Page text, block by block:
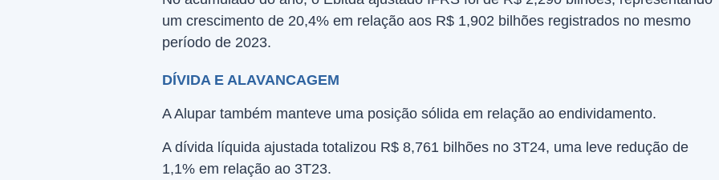
um crescimento de 20,4% em relação aos R$ 1,902 bilhões registrados no mesmo
período de 2023.
DÍVIDA E ALAVANCAGEM
A Alupar também manteve uma posição sólida em relação ao endividamento.
A dívida líquida ajustada totalizou R$ 8,761 bilhões no 3T24, uma leve redução de
1,1% em relação ao 3T23.